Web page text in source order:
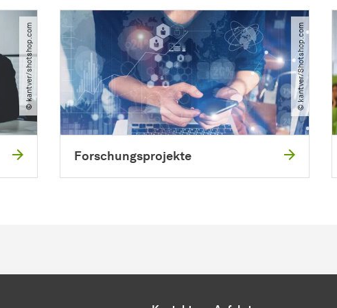
© kantver​/​shotshop.com © kantver​/​Shotshop.com
Forschungsprojekte